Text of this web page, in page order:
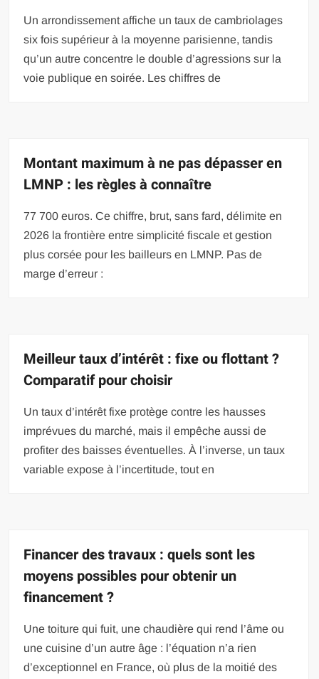
Un arrondissement affiche un taux de cambriolages
six fois supérieur à la moyenne parisienne, tandis
qu’un autre concentre le double d’agressions sur la
voie publique en soirée. Les chiffres de
Montant maximum à ne pas dépasser en
LMNP : les règles à connaître
77 700 euros. Ce chiffre, brut, sans fard, délimite en
2026 la frontière entre simplicité fiscale et gestion
plus corsée pour les bailleurs en LMNP. Pas de
marge d’erreur :
Meilleur taux d’intérêt : fixe ou flottant ?
Comparatif pour choisir
Un taux d’intérêt fixe protège contre les hausses
imprévues du marché, mais il empêche aussi de
profiter des baisses éventuelles. À l’inverse, un taux
variable expose à l’incertitude, tout en
Financer des travaux : quels sont les
moyens possibles pour obtenir un
financement ?
Une toiture qui fuit, une chaudière qui rend l’âme ou
une cuisine d’un autre âge : l’équation n’a rien
d’exceptionnel en France, où plus de la moitié des